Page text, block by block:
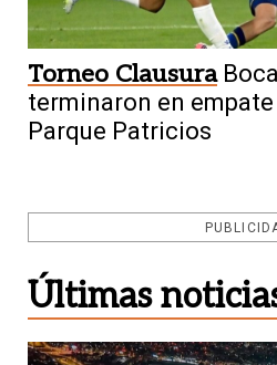
Torneo Clausura
terminaron en empate
Parque Patricios
Últimas